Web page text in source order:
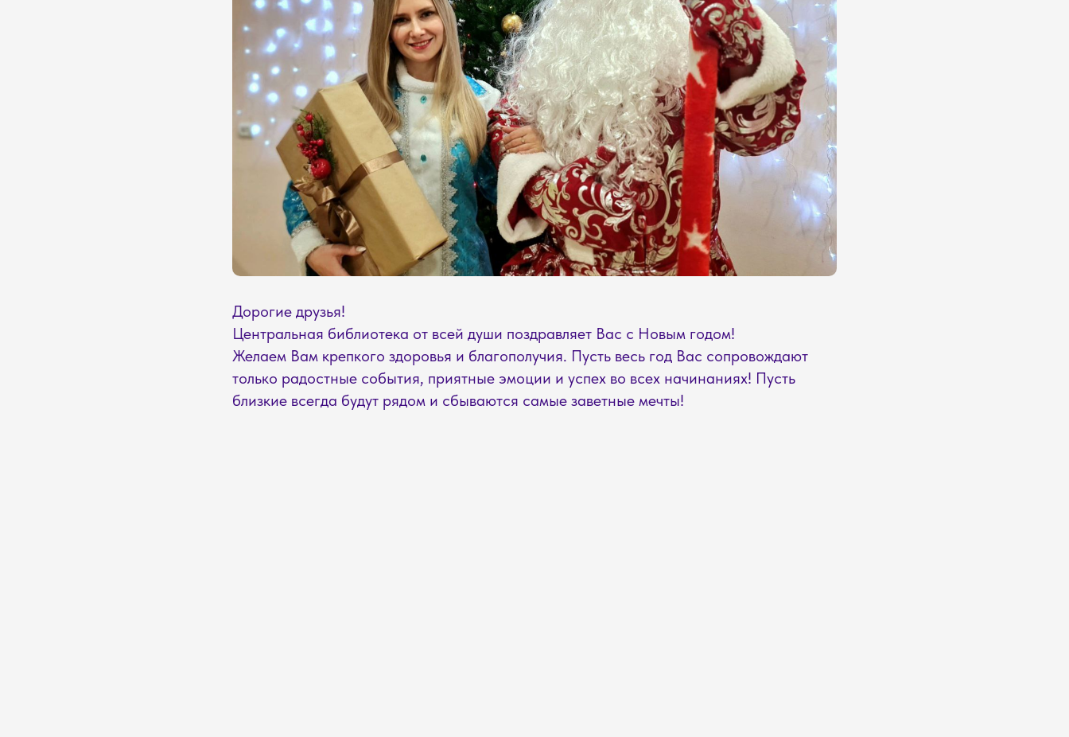
Дорогие друзья!
Центральная библиотека от всей души поздравляет Вас с Новым годом!
Желаем Вам крепкого здоровья и благополучия. Пусть весь год Вас сопровождают
только радостные события, приятные эмоции и успех во всех начинаниях! Пусть
близкие всегда будут рядом и сбываются самые заветные мечты!